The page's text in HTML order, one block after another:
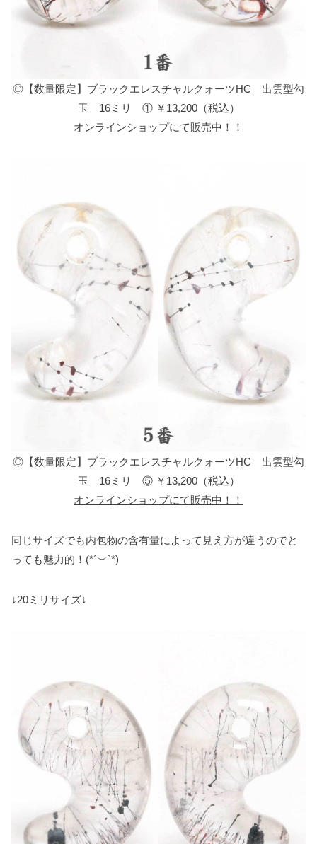
◎【数量限定】ブラックエレスチャルクォーツHC 出雲型勾
玉 16ミリ ① ￥13,200（税込）
オンラインショップにて販売中！！
◎【数量限定】ブラックエレスチャルクォーツHC 出雲型勾
玉 16ミリ ⑤ ￥13,200（税込）
オンラインショップにて販売中！！
同じサイズでも内包物の含有量によって見え方が違うのでと
っても魅力的！(*´︶`*)
↓20ミリサイズ↓